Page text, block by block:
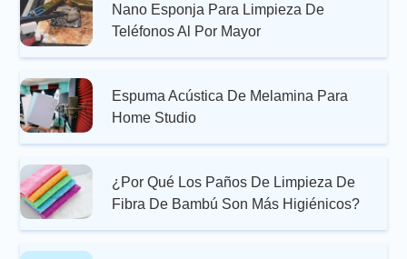
Nano Esponja Para Limpieza De
Teléfonos Al Por Mayor
Espuma Acústica De Melamina Para
Home Studio
¿Por Qué Los Paños De Limpieza De
Fibra De Bambú Son Más Higiénicos?